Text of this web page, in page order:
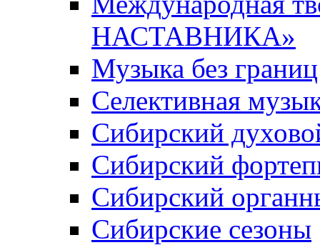
НАСТАВНИКА»
Музыка без границ
Селективная
Сибирский
Сибирский
Сибирский
Сибирские сезоны